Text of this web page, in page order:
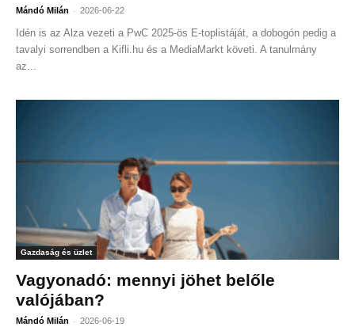
Mándó Milán - 2026-06-22
Idén is az Alza vezeti a PwC 2025-ös E-toplistáját, a dobogón pedig a
tavalyi sorrendben a Kifli.hu és a MediaMarkt követi. A tanulmány
az...
Gazdaság és üzlet
Vagyonadó: mennyi jöhet belőle
valójában?
Mándó Milán - 2026-06-19